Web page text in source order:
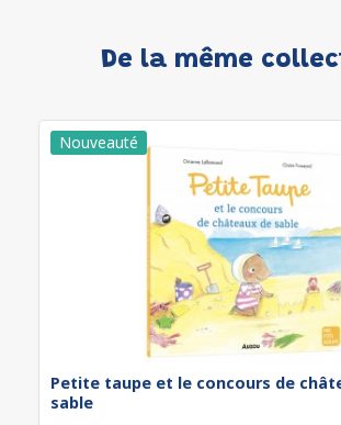
De la même
Petite taupe et le concours de
sable